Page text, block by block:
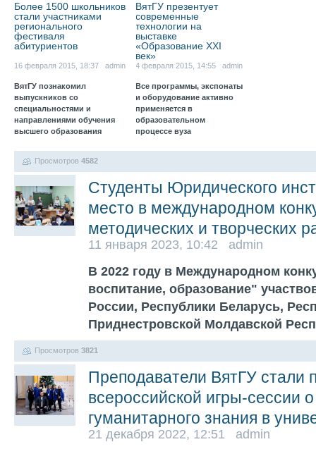
Более 1500 школьников
стали участниками
регионального
фестиваля
абитуриентов
16 февраля 2015, 18:37 admin
ВятГУ познакомил
выпускников со
специальностями и
направлениями обучения
высшего образования
ВятГУ презентует
современные
технологии на
выставке
«Образование XXI
век»
4 февраля 2015, 14:55 admin
Все программы, экспонаты
и оборудование активно
применяется в
образовательном
процессе вуза
Просмотров 4582
Студенты Юридического
место в международном
методических и творческих
11 января 2023, 10:42 admin
В 2022 году в Международном
воспитание, образование"
России, Республики Беларусь,
Приднестровской Молдавской
Просмотров 3821
Преподаватели ВятГУ стали
всероссийской игры-сессии
гуманитарного знания в
21 декабря 2022, 12:51 admin